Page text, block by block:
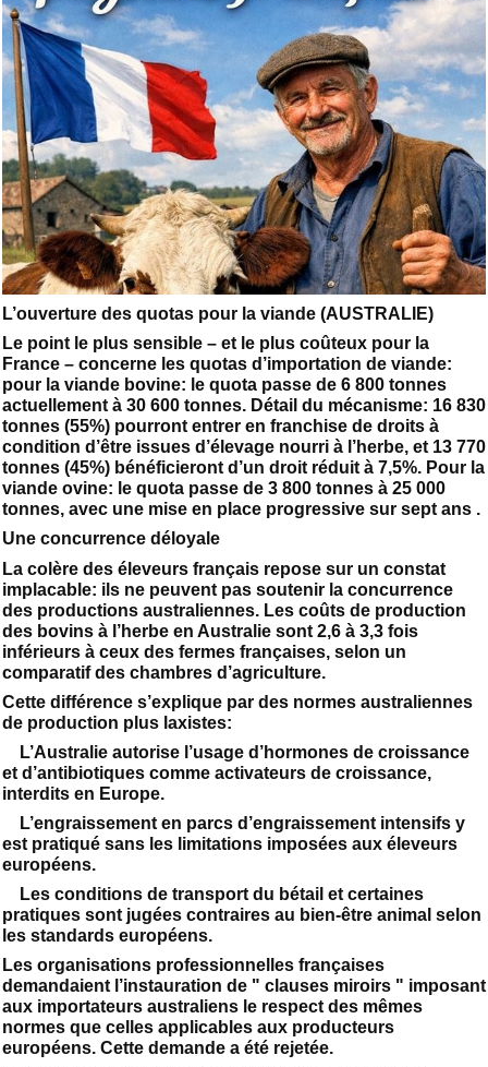
L’ouverture des quotas pour la viande (AUSTRALIE)
Le point le plus sensible – et le plus coûteux pour la
France – concerne les quotas d’importation de viande:
pour la viande bovine: le quota passe de 6 800 tonnes
actuellement à 30 600 tonnes. Détail du mécanisme: 16 830
tonnes (55%) pourront entrer en franchise de droits à
condition d’être issues d’élevage nourri à l’herbe, et 13 770
tonnes (45%) bénéficieront d’un droit réduit à 7,5%. Pour la
viande ovine: le quota passe de 3 800 tonnes à 25 000
tonnes, avec une mise en place progressive sur sept ans .
Une concurrence déloyale
La colère des éleveurs français repose sur un constat
implacable: ils ne peuvent pas soutenir la concurrence
des productions australiennes. Les coûts de production
des bovins à l’herbe en Australie sont 2,6 à 3,3 fois
inférieurs à ceux des fermes françaises, selon un
comparatif des chambres d’agriculture.
Cette différence s’explique par des normes australiennes
de production plus laxistes:
L’Australie autorise l’usage d’hormones de croissance
et d’antibiotiques comme activateurs de croissance,
interdits en Europe.
L’engraissement en parcs d’engraissement intensifs y
est pratiqué sans les limitations imposées aux éleveurs
européens.
Les conditions de transport du bétail et certaines
pratiques sont jugées contraires au bien-être animal selon
les standards européens.
Les organisations professionnelles françaises
demandaient l’instauration de " clauses miroirs " imposant
aux importateurs australiens le respect des mêmes
normes que celles applicables aux producteurs
européens. Cette demande a été rejetée.